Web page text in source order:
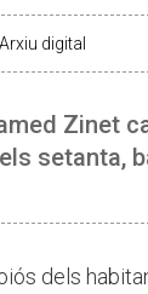
Arxiu digital
Zinet
setanta,
dels